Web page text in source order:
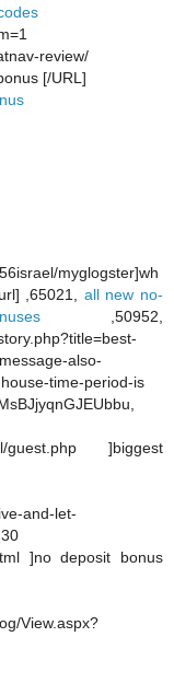
review/
[/URL]
myglogster]wh
,65021, all new no-
,50952,
also-
time-period-is
guest.php ]biggest
and-let-
]no deposit bonus
View.aspx?